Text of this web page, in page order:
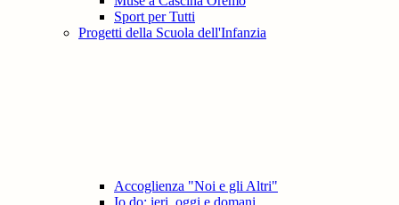
Sport per Tutti
Progetti della Scuola dell'Infanzia
Accoglienza "Noi e gli Altri"